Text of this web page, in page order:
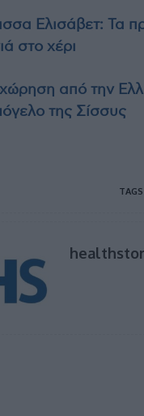
Ελισάβετ: Τα
στο χέρι
από την
της Σίσσυς
TAGS